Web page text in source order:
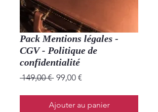
Pack Mentions légales -
CGV - Politique de
confidentialité
149,00 € Regular
99,00 €Sale
Ajouter au panier